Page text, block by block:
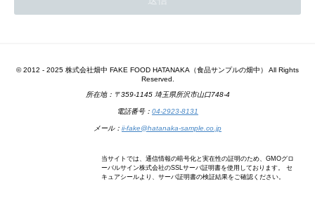
© 2012 - 2025 株式会社畑中 FAKE FOOD HATANAKA（食品サンプルの畑中） All Rights
Reserved.
所在地：〒359-1145 埼玉県所沢市山口748-4
電話番号： 04-2923-8131
メール： ii-fake@hatanaka-sample.co.jp
当サイトでは、通信情報の暗号化と実在性の証明のため、GMOグロ
ーバルサイン株式会社のSSLサーバ証明書を使用しております。 セ
キュアシールより、サーバ証明書の検証結果をご確認ください。